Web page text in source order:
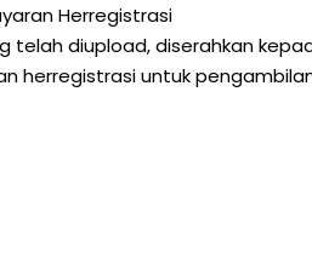
Herregistrasi
telah diupload, diserahkan
herregistrasi untuk